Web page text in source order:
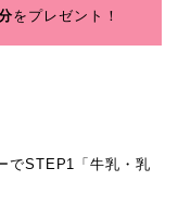
をプレゼント！
でSTEP1「牛乳・乳